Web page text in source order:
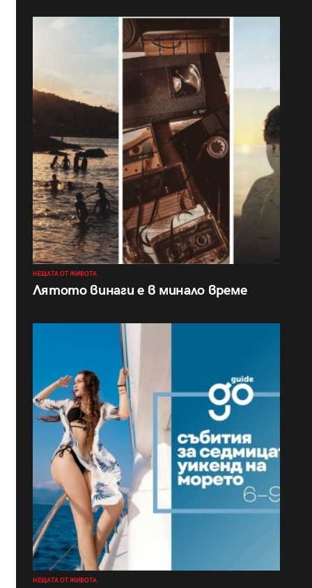
НЕЩАТА ОТ ЖИВОТА
Лятото винаги е в минало време
НЕЩАТА ОТ ЖИВОТА